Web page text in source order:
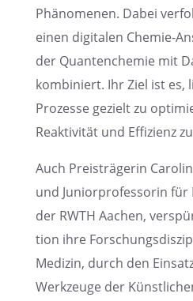
Phäno­me­nen. Dabei
einen digita­len Chemie-
der Quanten­che­mie mit
kombi­niert. Ihr Ziel ist es,
Prozesse gezielt zu
Reakti­vi­tät und Effizi­enz
Auch Preis­trä­ge­rin
und Junior­pro­fes­so­rin für
der RWTH Aachen,
tion ihre
Medizin, durch den
Werkzeuge der